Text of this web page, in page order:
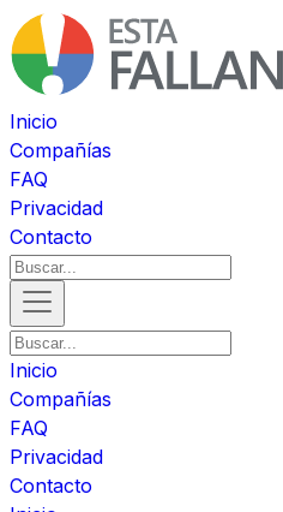
Inicio
Compañías
FAQ
Privacidad
Contacto
Inicio
Compañías
FAQ
Privacidad
Contacto